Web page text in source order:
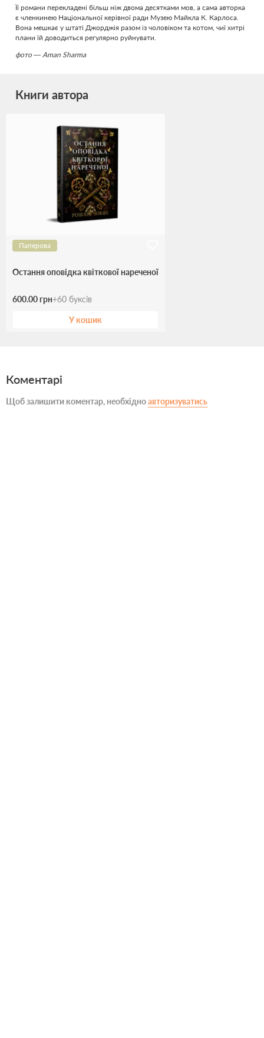
Її романи перекладені більш ніж двома десятками мов, а сама авторка
є членкинею Національної керівної ради Музею Майкла К. Карлоса.
Вона мешкає у штаті Джорджія разом із чоловіком та котом, чиї хитрі
плани їй доводиться регулярно руйнувати.
фото — Aman Sharma
Книги автора
Паперова
Остання оповідка квіткової нареченої
600.00 грн+60 буксів
У кошик
Коментарі
Щоб залишити коментар, необхідноавторизуватись